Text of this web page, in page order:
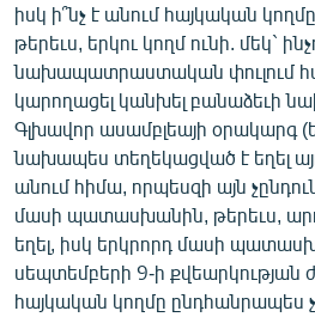
իսկ ի՞նչ է անում հայկական
թերեւս, երկու կողմ ունի. մեկ`
նախապատրաստական փուլում
կարողացել կանխել բանաձեւի
Գլխավոր ասամբլեայի օրակարգ
նախապես տեղեկացված է եղել
անում հիմա, որպեսզի այն
մասի պատասխանին, թերեւս,
եղել, իսկ երկրորդ մասի
սեպտեմբերի 9-ի քվեարկության
հայկական կողմը ընդհանրապես